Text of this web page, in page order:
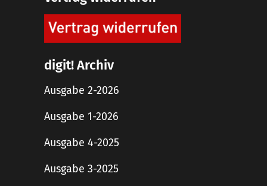
digit! Archiv
Ausgabe 2-2026
Ausgabe 1-2026
Ausgabe 4-2025
Ausgabe 3-2025